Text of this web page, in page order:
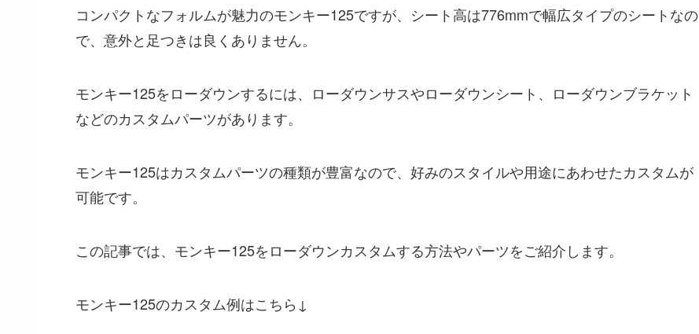
コンパクトなフォルムが魅力のモンキー125ですが、シート高は776mmで幅広タイプのシートなの
で、意外と足つきは良くありません。
モンキー125をローダウンするには、ローダウンサスやローダウンシート、ローダウンブラケット
などのカスタムパーツがあります。
モンキー125はカスタムパーツの種類が豊富なので、好みのスタイルや用途にあわせたカスタムが
可能です。
この記事では、モンキー125をローダウンカスタムする方法やパーツをご紹介します。
モンキー125のカスタム例はこちら↓